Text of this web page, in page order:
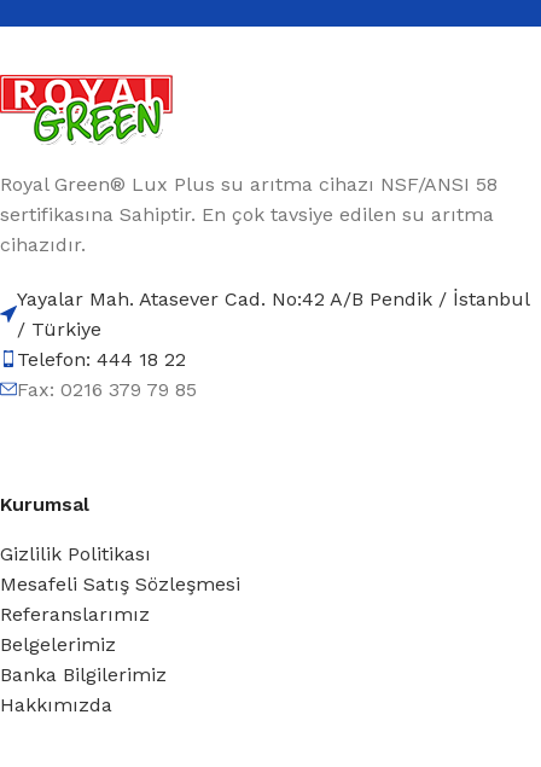
Royal Green® Lux Plus su arıtma cihazı NSF/ANSI 58
sertifikasına Sahiptir. En çok tavsiye edilen su arıtma
cihazıdır.
Yayalar Mah. Atasever Cad. No:42 A/B Pendik / İstanbul
/ Türkiye
Telefon: 444 18 22
Fax: 0216 379 79 85
Kurumsal
Gizlilik Politikası
Mesafeli Satış Sözleşmesi
Referanslarımız
Belgelerimiz
Banka Bilgilerimiz
Hakkımızda